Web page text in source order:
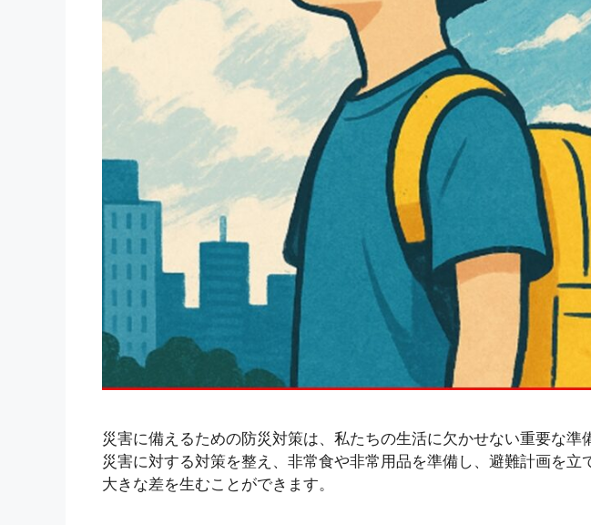
災害に備えるための防災対策は、私たちの生活に欠かせない重要な準
災害に対する対策を整え、非常食や非常用品を準備し、避難計画を立
大きな差を生むことができます。